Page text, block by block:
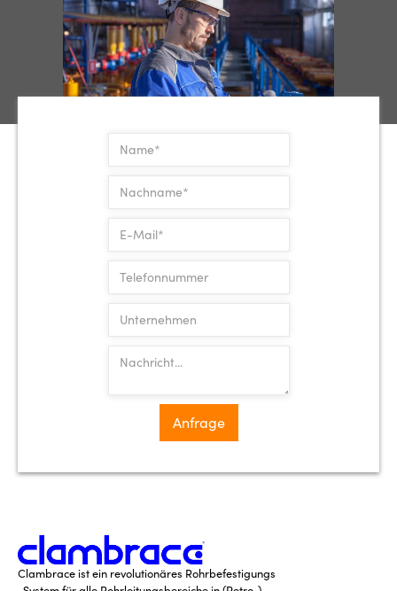
Clambrace ist ein revolutionäres Rohrbefestigungs